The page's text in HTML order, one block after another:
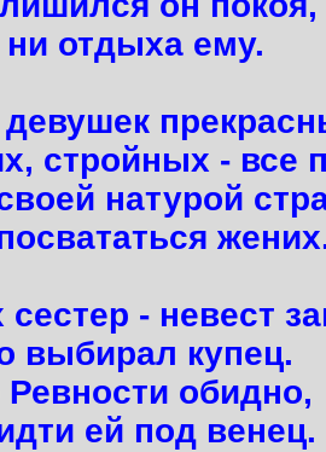
отдыха ему.
стройных - все
натурой
сестер - невест
выбирал купец.
обидно,
ей под венец.